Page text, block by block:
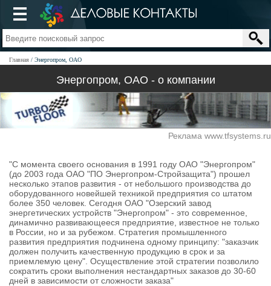
Главная Энергопром, ОАО
Энергопром, ОАО - о компании
Реклама www.tfsystems.ru
"С момента своего основания в 1991 году ОАО "Энергопром"
(до 2003 года ОАО "ПО Энергопром-Стройзащита") прошел
несколько этапов развития - от небольшого производства до
оборудованного новейшей техникой предприятия со штатом
более 350 человек. Сегодня ОАО "Озерский завод
энергетических устройств "Энергопром" - это современное,
динамично развивающееся предприятие, известное не только
в России, но и за рубежом. Стратегия промышленного
развития предприятия подчинена одному принципу: "заказчик
должен получить качественную продукцию в срок и за
приемлемую цену". Осуществление этой стратегии позволило
сократить сроки выполнения нестандартных заказов до 30-60
дней в зависимости от сложности заказа"